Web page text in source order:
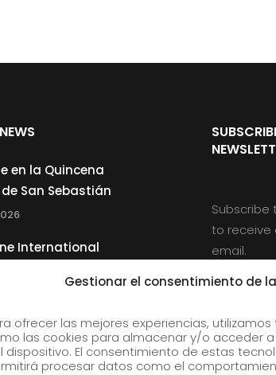
Gestionar el consentimiento de
ofrecer las mejores experiencias,
las cookies para almacenar y/o acceder
dispositivo. El consentimiento de estas
procesar datos como el
en la Quincena
San Sebastián
International
for Young
Big Band
junto a Charles
Subscribe
to receive
email.